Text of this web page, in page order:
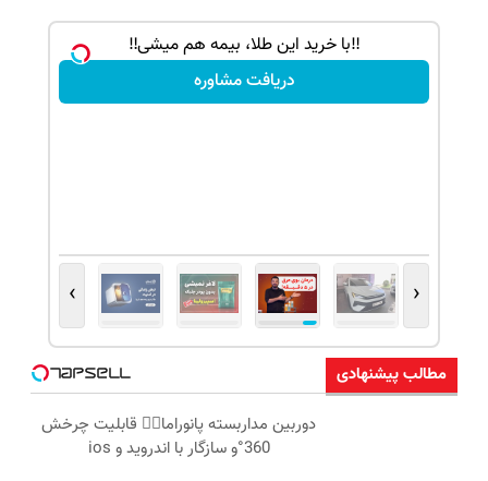
‼️با خرید این طلا، بیمه هم میشی‼️
دریافت مشاوره
‹
›
مطالب پیشنهادی
دوربین مداربسته پانوراما👈🏻 قابلیت چرخش
360°و سازگار با اندروید و ios